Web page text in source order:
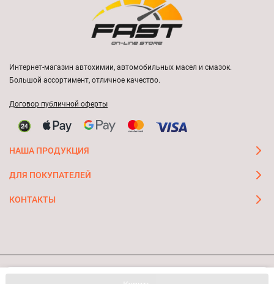
Интернет-магазин автохимии, автомобильных масел и смазок.
Большой ассортимент, отличное качество.
Договор публичной оферты
НАША ПРОДУКЦИЯ
ДЛЯ ПОКУПАТЕЛЕЙ
КОНТАКТЫ